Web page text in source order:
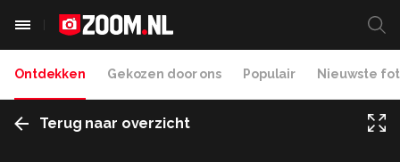
Ontdekken Gekozen door ons Populair Nieuwste
Terug naar overzicht